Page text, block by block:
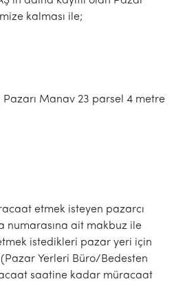
kalması ile;
Pazarı Manav 23 parsel 4 metre
etmek isteyen pazarcı
numarasına ait makbuz ile
istedikleri pazar yeri için
Yerleri Büro/Bedesten
saatine kadar müracaat